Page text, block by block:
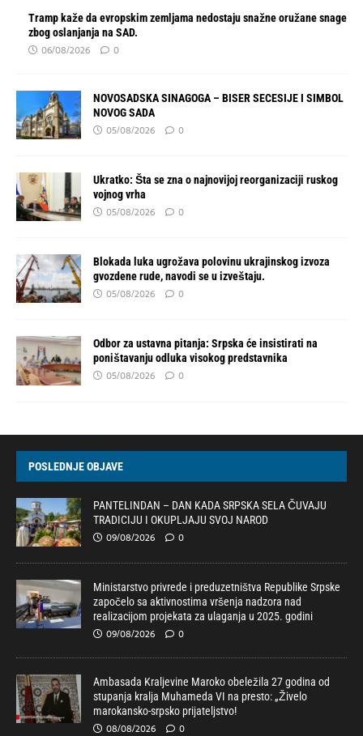
Tramp kaže da evropskim zemljama nedostaju snažne oružane snage
zbog oslanjanja na SAD.
06/08/2026 0
NOVOSADSKA SINAGOGA – BISER SECESIJE I SIMBOL
NOVOG SADA
05/08/2026 0
Ukratko: Šta se zna o najnovijoj reorganizaciji ruskog
vojnog vrha
05/08/2026 0
Blokada luka ugrožava polovinu ukrajinskog izvoza
gvozdene rude, navodi se u izveštaju.
05/08/2026 0
Odbor za ustavna pitanja: Srpska će insistirati na
poništavanju odluka visokog predstavnika
05/08/2026 0
POSLEDNJE OBJAVE
PANTELINDAN – DAN KADA SRPSKA SELA ČUVAJU
TRADICIJU I OKUPLJAJU SVOJ NAROD
09/08/2026 0
Ministarstvo privrede i preduzetništva Republike Srpske
započelo sa aktivnostima vršenja nadzora nad
realizacijom projekata za ulaganja u 2025. godini
09/08/2026 0
Ambasada Kraljevine Maroko obeležila 27 godina od
stupanja kralja Muhameda VI na presto: „Živelo
marokansko-srpsko prijateljstvo!
08/08/2026 0